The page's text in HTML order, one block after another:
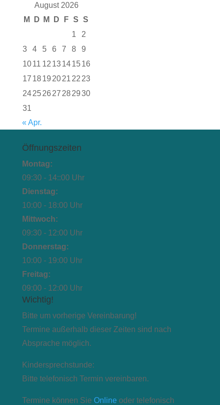
nach:August 2026
M
D M D F S
S
1
2
3
4 5 6 7 8
9
1011 12 13141516
17 1819 2021 22 23
242526 27 282930
31
« Apr.
Öffnungszeiten
Montag:
09:30 - 14::00 Uhr
Dienstag:
10:00 - 18:00 Uhr
Mittwoch:
09:30 - 12:00 Uhr
Donnerstag:
10:00 - 19:00 Uhr
Freitag:
09:00 - 12:00 Uhr
Wichtig!
Bitte um vorherige Vereinbarung!
Termine außerhalb dieser Zeiten sind nach
Absprache möglich.
Kindersprechstunde:
Bitte telefonisch Termin vereinbaren.
Termine können Sie Online oder telefonisch